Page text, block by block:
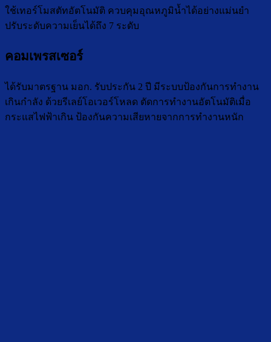
ใช้เทอร์โมสตัทอัตโนมัติ ควบคุมอุณหภูมิน้ำได้อย่างแม่นยำ
ปรับระดับความเย็นได้ถึง 7 ระดับ
คอมเพรสเซอร์
ได้รับมาตรฐาน มอก. รับประกัน 2 ปี มีระบบป้องกันการทำงาน
เกินกำลัง ด้วยรีเลย์โอเวอร์โหลด ตัดการทำงานอัตโนมัติเมื่อ
กระแสไฟฟ้าเกิน ป้องกันความเสียหายจากการทำงานหนัก